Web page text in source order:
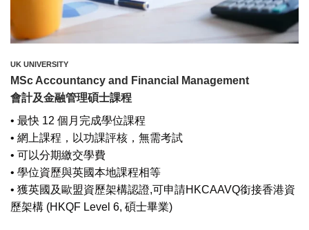
UK UNIVERSITY
MSc Accountancy and Financial Management
會計及金融管理碩士課程
• 最快 12 個月完成學位課程
• 網上課程，以功課評核，無需考試
• 可以分期繳交學費
• 學位資歷與英國本地課程相等
• 獲英國及歐盟資歷架構認證,可申請HKCAAVQ銜接香港資
歷架構 (HKQF Level 6, 碩士畢業)